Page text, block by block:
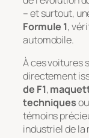
– et surtout,
Formule 1,
automobile.
À ces voitures
directement
de F1,
techniquesou
témoins
industriel de la